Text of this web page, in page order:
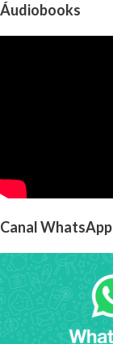
Áudiobooks
Canal WhatsApp